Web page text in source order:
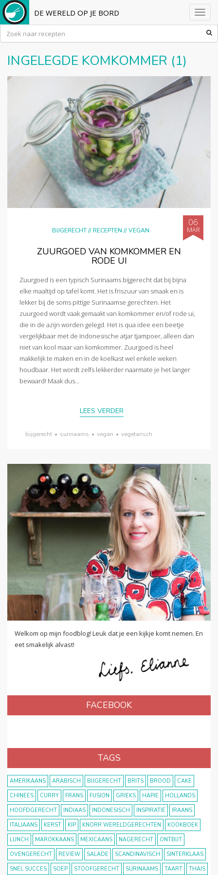
DE WERELD OP JE BORD
INGELEGDE KOMKOMMER (1)
BIJGERECHT//RECEPTEN //VEGAN
06
MAR
ZUURGOED VAN KOMKOMMER EN
RODE UI
Zuurgoed is een typisch Surinaams bijgerecht dat bij bijna
elke maaltijd op tafel komt. Het is friszuur van smaak en is
lekker bij de soms pittige Surinaamse gerechten. Het
zuurgoed wordt vaak gemaakt van komkommer en/of rode ui,
die in de azijn worden gelegd. Het is qua idee een beetje
vergelijkbaar met de Indonesische atjar tjampoer, alleen dan
niet van kool maar van komkommer. Zuurgoed is heel
makkelijk te maken en in de koelkast wel enkele weken
houdbaar. Het wordt zelfs lekkerder naarmate je het langer
bewaard! Maak dus...
LEES VERDER
bijgerecht • surinaams • vegan • vegetarisch
Welkom op mijn foodblog! Leuk dat je een kijkje komt nemen. En
eet smakelijk alvast!
FACEBOOK
TAGS
AMERIKAANS ARABISCH BIJGERECHT BRITS BROOD
CAKE
CHINEES
CURRY FRANS FUSION GRIEKS HAPJE
HOLLANDS
HOOFDGERECHT
INDIAAS INDONESISCH INSPIRATIE
IRAANS
ITALIAANS
KERST KIP KNORR WERELDGERECHTEN
KOOKBOEK
LUNCH
MAROKKAANS MEXICAANS NAGERECHT
ONTBIJT
OVENGERECHT
REVIEW SALADE SCANDINAVISCH
SINTERKLAAS
SNEL SUCCES
SOEP STOOFGERECHT SURINAAMS TAART THAIS